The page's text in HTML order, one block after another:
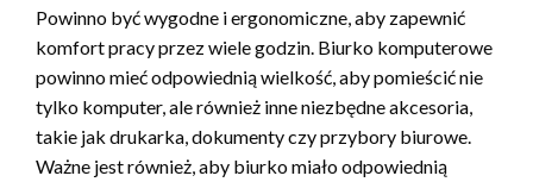
Powinno być wygodne i ergonomiczne, aby zapewnić
komfort pracy przez wiele godzin. Biurko komputerowe
powinno mieć odpowiednią wielkość, aby pomieścić nie
tylko komputer, ale również inne niezbędne akcesoria,
takie jak drukarka, dokumenty czy przybory biurowe.
Ważne jest również, aby biurko miało odpowiednią